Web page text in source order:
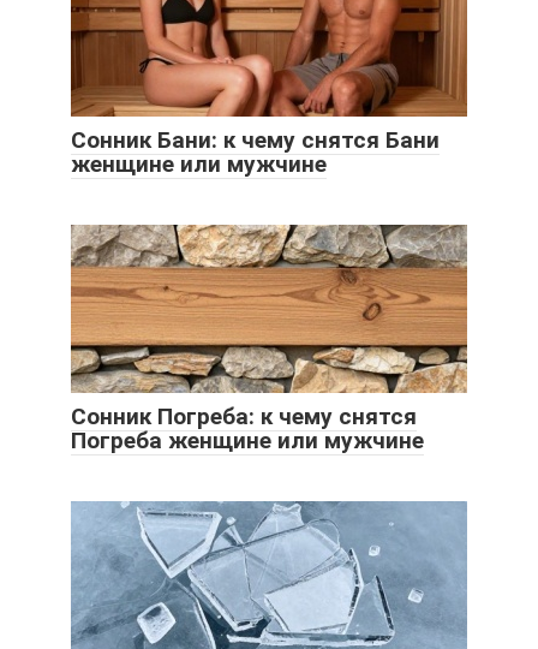
Сонник Бани: к чему снятся Бани
женщине или мужчине
Сонник Погреба: к чему снятся
Погреба женщине или мужчине